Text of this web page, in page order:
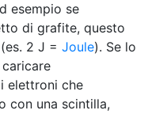
esempio se
di grafite, questo
2 J = Joule). Se lo
elettroni che
con una scintilla,